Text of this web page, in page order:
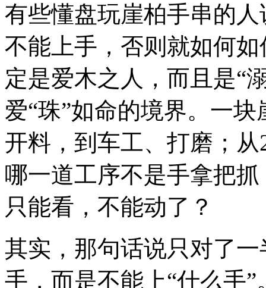
有些懂盘玩崖柏手串的
不能上手，否则就如何
定是爱木之人，而且是“
爱“珠”如命的境界。一
开料，到车工、打磨；
哪一道工序不是手拿把
只能看，不能动了？
其实，那句话说只对了
手，而是不能上“什么手